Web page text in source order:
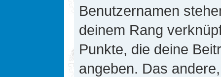
Benutzernamen
deinem Rang
Punkte, die deine
angeben. Das